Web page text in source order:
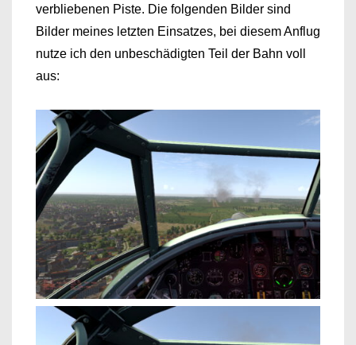
verbliebenen Piste. Die folgenden Bilder sind
Bilder meines letzten Einsatzes, bei diesem Anflug
nutze ich den unbeschädigten Teil der Bahn voll
aus: